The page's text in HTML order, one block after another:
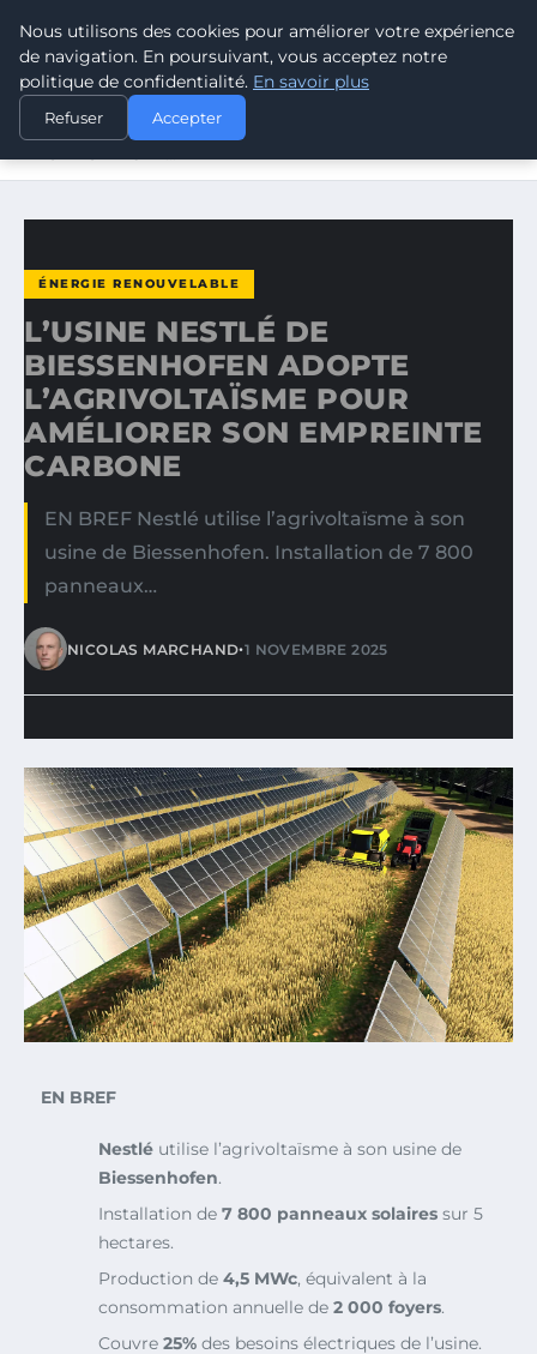
CLIMATE RESPONSE BLOG
ACCUEIL
ÉNERGIE RENOUVELABLE
L’USINE NESTLÉ DE BIESSENHOFEN ADOPTE
ÉNERGIE RENOUVELABLE
L’USINE NESTLÉ DE
BIESSENHOFEN ADOPTE
L’AGRIVOLTAÏSME POUR
AMÉLIORER SON EMPREINTE
CARBONE
EN BREF Nestlé utilise l’agrivoltaïsme à son
usine de Biessenhofen. Installation de 7 800
panneaux…
NICOLAS MARCHAND•1 NOVEMBRE 2025
EN BREF
Nestlé utilise l’agrivoltaïsme à son usine de
Biessenhofen.
Installation de 7 800 panneaux solaires sur 5
hectares.
Production de 4,5 MWc, équivalent à la
consommation annuelle de 2 000 foyers.
Couvre 25% des besoins électriques de l’usine.
Nous utilisons des cookies pour améliorer votre expérience
de navigation. En poursuivant, vous acceptez notre
politique de confidentialité. En savoir plus
Refuser Accepter